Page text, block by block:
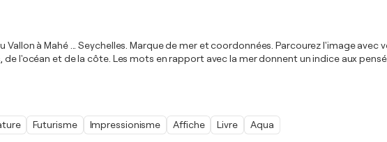
à Mahé ... Seychelles. Marque de mer et coordonnées. Parcourez l'image avec
l'océan et de la côte. Les mots en rapport avec la mer donnent un indice aux
Futurisme Impressionisme Affiche Livre Aqua